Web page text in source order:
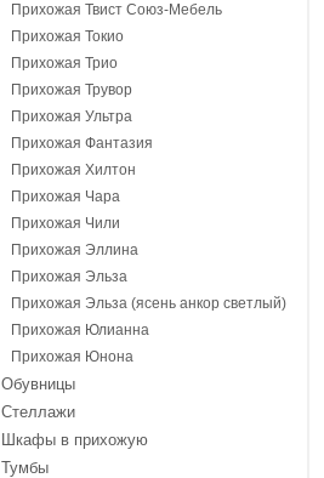
Прихожая Твист Союз-Мебель
Прихожая Токио
Прихожая Трио
Прихожая Трувор
Прихожая Ультра
Прихожая Фантазия
Прихожая Хилтон
Прихожая Чара
Прихожая Чили
Прихожая Эллина
Прихожая Эльза
Прихожая Эльза (ясень анкор светлый)
Прихожая Юлианна
Прихожая Юнона
Обувницы
Стеллажи
Шкафы в прихожую
Тумбы